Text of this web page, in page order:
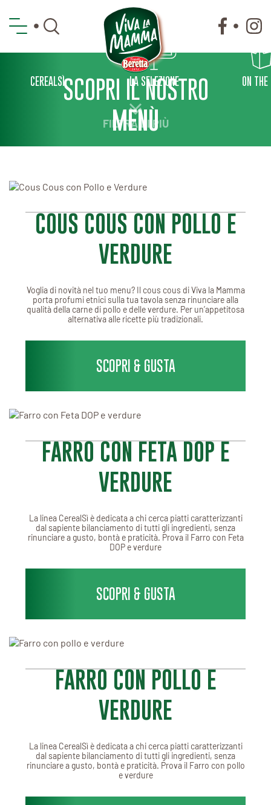
SCOPRI IL NOSTRO
MENÙ
CEREALSÌ LA SELEZIONE ON THE
FILTRA DI PIÙ
COUS COUS CON POLLO E
VERDURE
Voglia di novità nel tuo menu? Il cous cous di Viva la Mamma
porta profumi etnici sulla tua tavola senza rinunciare alla
qualità della carne di pollo e delle verdure. Per un’appetitosa
alternativa alle ricette più tradizionali.
SCOPRI & GUSTA
FARRO CON FETA DOP E
VERDURE
La linea CerealSì è dedicata a chi cerca piatti caratterizzanti
dal sapiente bilanciamento di tutti gli ingredienti, senza
rinunciare a gusto, bontà e praticità. Prova il Farro con Feta
DOP e verdure
SCOPRI & GUSTA
FARRO CON POLLO E
VERDURE
La linea CerealSì è dedicata a chi cerca piatti caratterizzanti
dal sapiente bilanciamento di tutti gli ingredienti, senza
rinunciare a gusto, bontà e praticità. Prova il Farro con pollo
e verdure